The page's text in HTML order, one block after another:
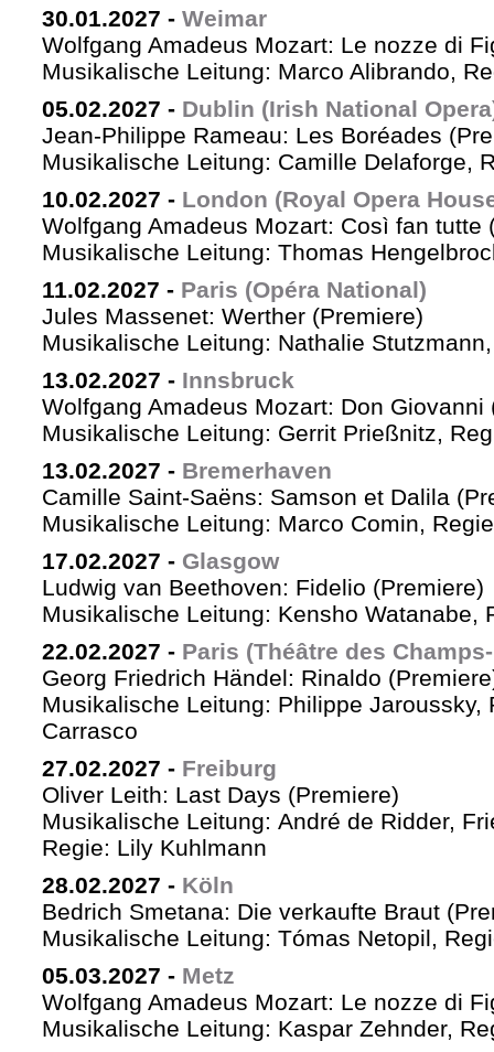
30.01.2027 - Weimar
Wolfgang Amadeus Mozart: Le nozze di
Musikalische Leitung: Marco Alibrando,
05.02.2027 - Dublin (Irish National
Jean-Philippe Rameau: Les Boréades
Musikalische Leitung: Camille Delaforge,
10.02.2027 - London (Royal Opera
Wolfgang Amadeus Mozart: Così fan tutte
Musikalische Leitung: Thomas
11.02.2027 - Paris (Opéra National)
Jules Massenet: Werther (Premiere)
Musikalische Leitung: Nathalie
13.02.2027 - Innsbruck
Wolfgang Amadeus Mozart: Don Giovanni
Musikalische Leitung: Gerrit Prießnitz,
13.02.2027 - Bremerhaven
Camille Saint-Saëns: Samson et Dalila
Musikalische Leitung: Marco Comin,
17.02.2027 - Glasgow
Ludwig van Beethoven: Fidelio (Premiere)
Musikalische Leitung: Kensho Watanabe,
22.02.2027 - Paris (Théâtre des
Georg Friedrich Händel: Rinaldo
Musikalische Leitung: Philippe Jaroussky,
Carrasco
27.02.2027 - Freiburg
Oliver Leith: Last Days (Premiere)
Musikalische Leitung: André de Ridder,
Regie: Lily Kuhlmann
28.02.2027 - Köln
Bedrich Smetana: Die verkaufte Braut
Musikalische Leitung: Tómas Netopil,
05.03.2027 - Metz
Wolfgang Amadeus Mozart: Le nozze di
Musikalische Leitung: Kaspar Zehnder,